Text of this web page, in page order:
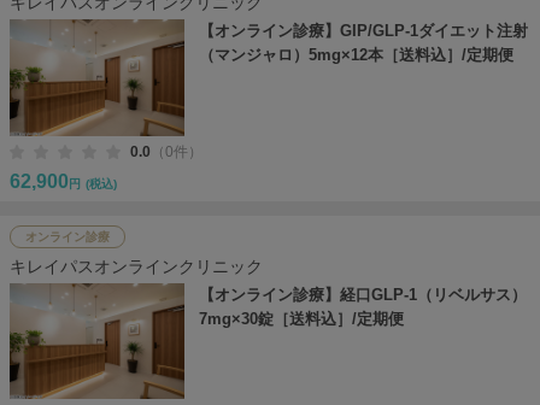
【オンライン診療】GIP/GLP-1ダイエット注射
（マンジャロ）5mg×12本［送料込］/定期便
0.0 （0件）
62,900 円 (税込)
オンライン診療
キレイパスオンラインクリニック
【オンライン診療】経口GLP-1（リベルサス）
7mg×30錠［送料込］/定期便